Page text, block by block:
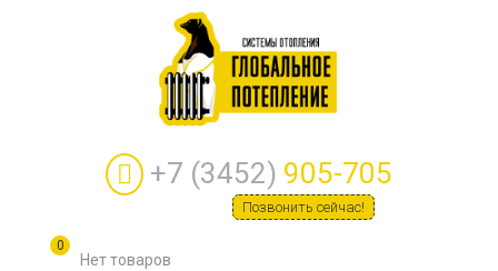
+7 (3452) 905-705
Позвонить сейчас!
0